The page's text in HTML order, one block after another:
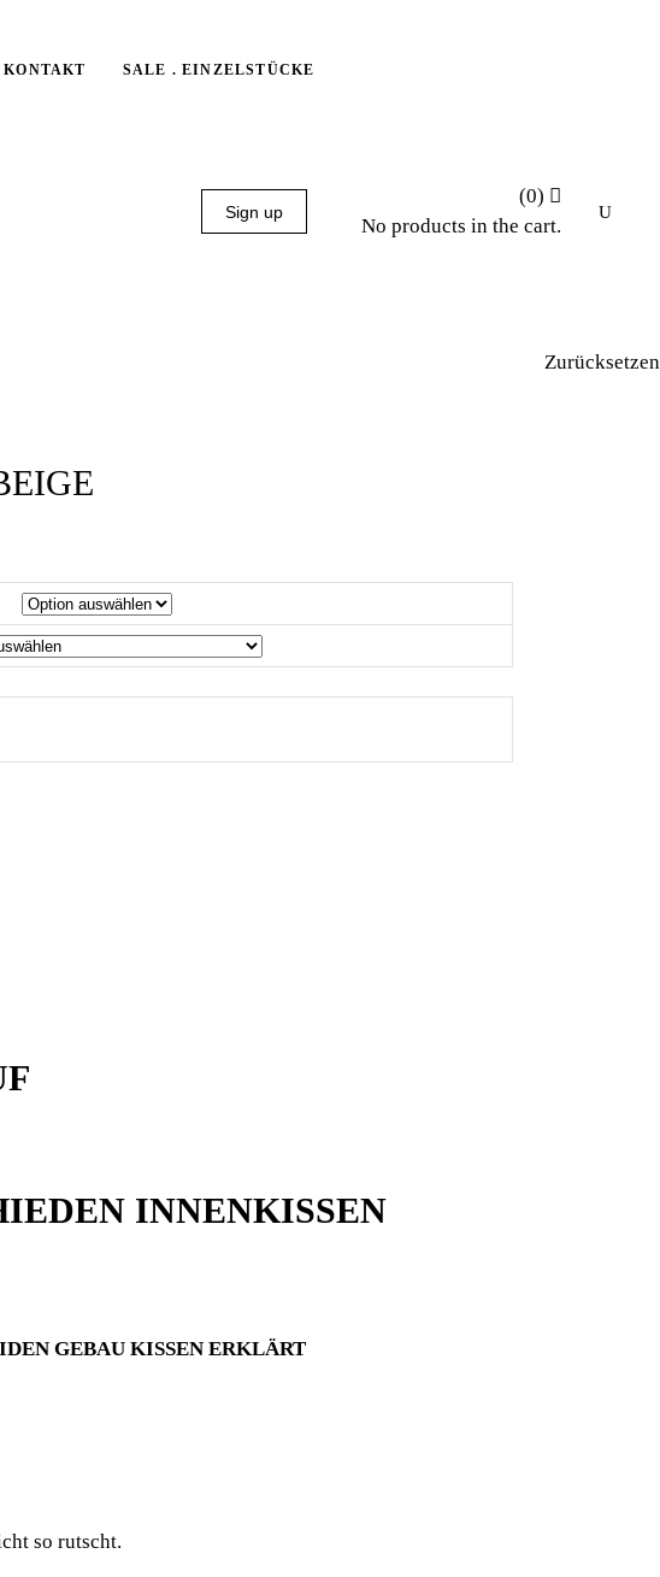
KONTAKT SALE . EINZELSTÜCKE
Sign up
(0)
No products in the cart.
Zurücksetzen
INNENKISSEN
GEBAU KISSEN ERKLÄRT
so rutscht.